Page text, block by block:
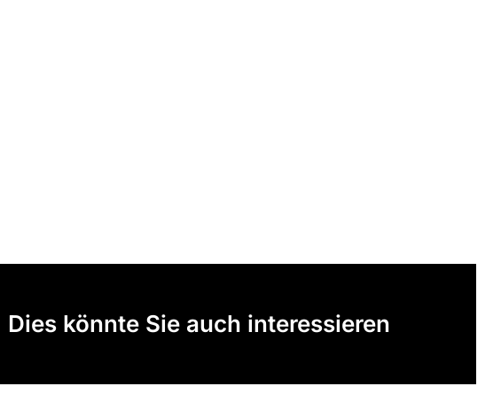
Dies könnte Sie auch interessieren